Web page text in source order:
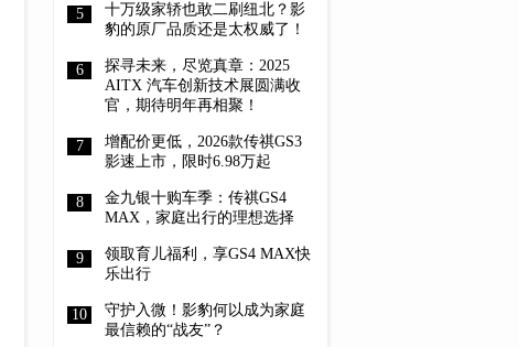
十万级家轿也敢二刷纽北？影
豹的原厂品质还是太权威了！
探寻未来，尽览真章：2025
AITX 汽车创新技术展圆满收
官，期待明年再相聚！
增配价更低，2026款传祺GS3
影速上市，限时6.98万起
金九银十购车季：传祺GS4
MAX，家庭出行的理想选择
领取育儿福利，享GS4 MAX快
乐出行
守护入微！影豹何以成为家庭
最信赖的“战友”？